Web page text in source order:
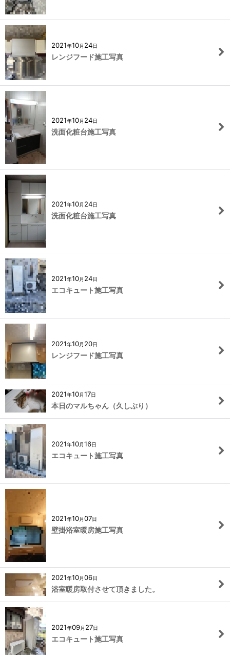
2021年10月 24日
レンジフード施工写真
2021年10月 24日
洗面化粧台施工写真
2021年10月 24日
洗面化粧台施工写真
2021年10月 24日
エコキュート施工写真
2021年10月 20日
レンジフード施工写真
2021年10月17日
本日のマルちゃん（久しぶり）
2021年10月16日
エコキュート施工写真
2021年10月07日
壁掛浴室暖房施工写真
2021年10月06日
浴室暖房取付させて頂きました。
2021年09月 27日
エコキュート施工写真